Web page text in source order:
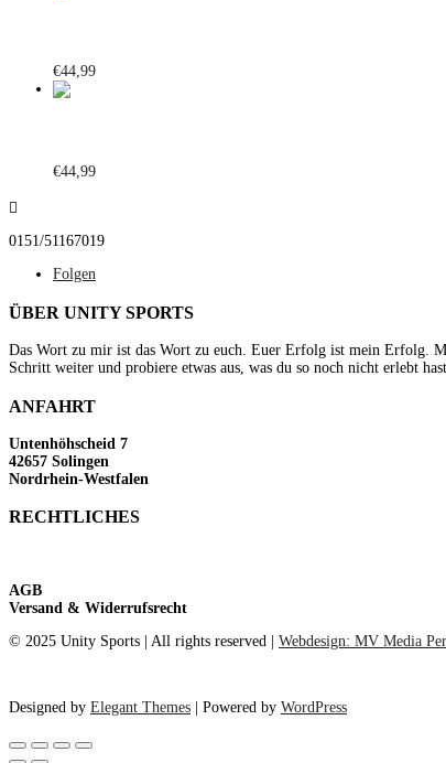
€44,99
€44,99

0151/51167019
Folgen
ÜBER UNITY SPORTS
Das Wort zu mir ist das Wort zu euch. Euer Erfolg ist mein Erfolg.
Schritt weiter und probiere etwas aus, was du so noch nicht erlebt
ANFAHRT
Untenhöhscheid 7
42657 Solingen
Nordrhein-Westfalen
RECHTLICHES
AGB
Versand & Widerrufsrecht
© 2025 Unity Sports | All rights reserved | Webdesign: MV Media
Designed by Elegant Themes | Powered by WordPress